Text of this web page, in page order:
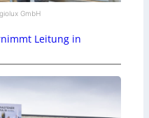
GmbH
Leitung in